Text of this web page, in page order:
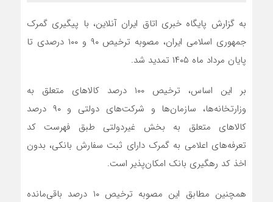
به گزارش پایگاه خبری اتاق ایران آنلاین، با پیگیری گمرک
جمهوری اسلامی ایران، مصوبه ترخیص ۹۰ و ۱۰۰ درصدی تا
پایان مرداد ماه ۱۴۰۵ تمدید شد.
بر این اساس، ترخیص ۱۰۰ درصد کالاهای متعلق به
وزارتخانه‌ها، سازمان‌ها و شرکت‌های دولتی و ۹۰ درصد
کالاهای متعلق به بخش غیردولتی طبق فهرست کد
تعرفه‌های اعلامی به گمرک دارای ثبت سفارش بانکی، بدون
اخذ کد رهگیری بانک امکان‌پذیر است.
همچنین مطابق این مصوبه ترخیص ۱۰ درصد باقی‌مانده